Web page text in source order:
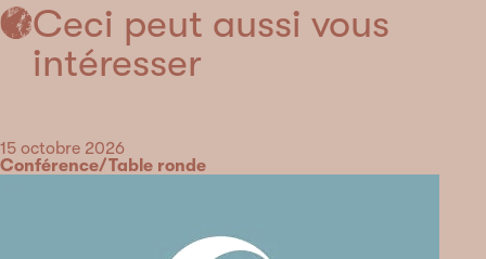
Ceci peut aussi vous
intéresser
Date
15 octobre 2026
Catégorie
Conférence/Table ronde